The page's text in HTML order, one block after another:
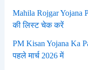
Mahila Rojgar Yojana
की लिस्ट चेक करें
PM Kisan Yojana Ka
पहले मार्च 2026 में